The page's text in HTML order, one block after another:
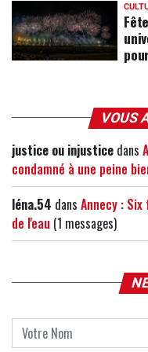
VOUS
justice ou injustice dans
condamné à une peine
léna.54 dans Annecy :
de l'eau (1 messages)